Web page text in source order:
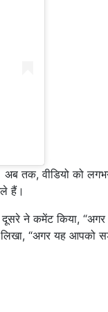
तक, वीडियो को
हैं।
ने कमेंट किया,
“अगर यह आपको